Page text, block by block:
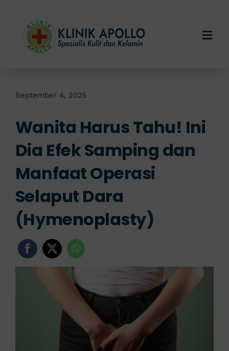
content
Layanan Kami
Info Klinik
September 4, 2025
Wanita Harus Tahu! Ini
Dia Efek Samping dan
Manfaat Operasi
Selaput Dara
(Hymenoplasty)